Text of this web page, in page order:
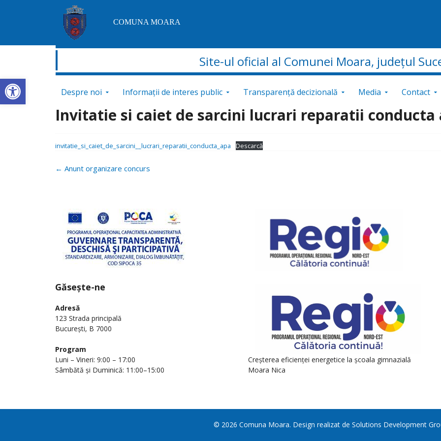
Deschide bara de unelte
COMUNA MOARA
Site-ul oficial al Comunei Moara, județul
Despre noi Informații de interes public Transparență decizională Media Contact
Invitatie si caiet de sarcini lucrari reparatii conducta
invitatie_si_caiet_de_sarcini__lucrari_reparatii_conducta_apa Descarcă
Navigare
← Anunt organizare concurs
Găsește-ne
Adresă
123 Strada principală
București, B 7000
Program
Luni – Vineri: 9:00 – 17:00
Sâmbătă și Duminică: 11:00–15:00
Creșterea eficienței energetice la școala gimnazială
Moara Nica
© 2026 Comuna Moara. Design realizat de Solutions Development